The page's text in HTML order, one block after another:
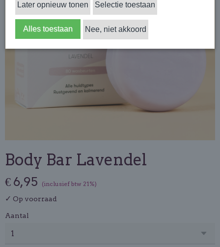
Body Bar Lavendel
€ 6,95 (inclusief btw 21%)
✓ Op voorraad
Aantal
Later opnieuw tonen Selectie toestaan
Alles toestaan Nee, niet akkoord